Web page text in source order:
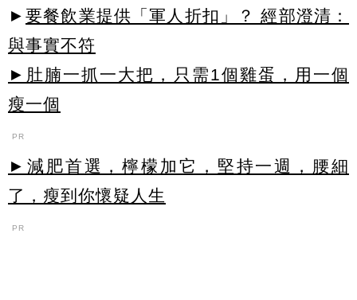
► 要餐飲業提供「軍人折扣」？ 經部澄清：
與事實不符
►肚腩一抓一大把，只需1個雞蛋，用一個
瘦一個
PR
►減肥首選，檸檬加它，堅持一週，腰細
了，瘦到你懷疑人生
PR